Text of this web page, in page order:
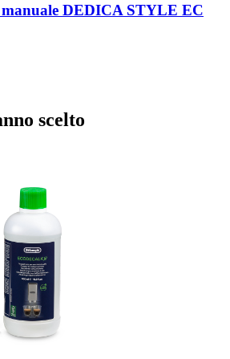
DEDICA STYLE EC
scelto